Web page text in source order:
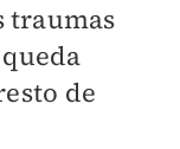
traumas
de